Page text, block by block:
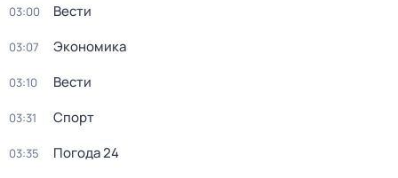
03:00 Вести
03:07 Экономика
03:10 Вести
03:31 Спорт
03:35 Погода 24